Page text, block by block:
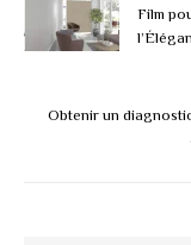
Film
Obtenir un